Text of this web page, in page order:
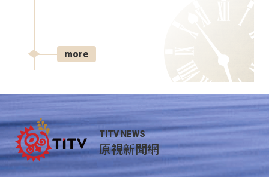
more
TITV NEWS
原視新聞網